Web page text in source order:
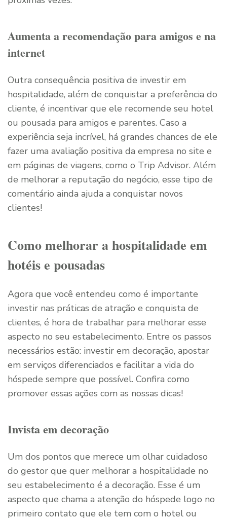
Aumenta a recomendação para amigos e na
internet
Outra consequência positiva de investir em
hospitalidade, além de conquistar a preferência do
cliente, é incentivar que ele recomende seu hotel
ou pousada para amigos e parentes. Caso a
experiência seja incrível, há grandes chances de ele
fazer uma avaliação positiva da empresa no site e
em páginas de viagens, como o Trip Advisor. Além
de melhorar a reputação do negócio, esse tipo de
comentário ainda ajuda a conquistar novos
clientes!
Como melhorar a hospitalidade em
hotéis e pousadas
Agora que você entendeu como é importante
investir nas práticas de atração e conquista de
clientes, é hora de trabalhar para melhorar esse
aspecto no seu estabelecimento. Entre os passos
necessários estão: investir em decoração, apostar
em serviços diferenciados e facilitar a vida do
hóspede sempre que possível. Confira como
promover essas ações com as nossas dicas!
Invista em decoração
Um dos pontos que merece um olhar cuidadoso
do gestor que quer melhorar a hospitalidade no
seu estabelecimento é a decoração. Esse é um
aspecto que chama a atenção do hóspede logo no
primeiro contato que ele tem com o hotel ou